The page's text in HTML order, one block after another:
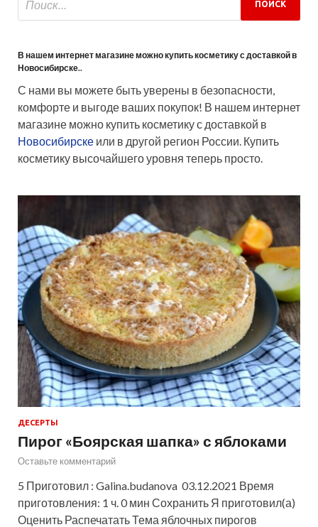
В нашем интернет магазине можно купить косметику с доставкой в
Новосибирске..
С нами вы можете быть уверены в безопасности,
комфорте и выгоде ваших покупок! В нашем интернет
магазине можно купить косметику с доставкой в
Новосибирске или в другой регион России. Купить
косметику высочайшего уровня теперь просто.
ДЕСЕРТЫ
Пирог «Боярская шапка» с яблоками
Оставьте комментарий
5 Приготовил : Galina.budanova 03.12.2021 Время
приготовления: 1 ч. 0 мин Сохранить Я приготовил(а)
Оценить Распечатать Тема яблочных пирогов